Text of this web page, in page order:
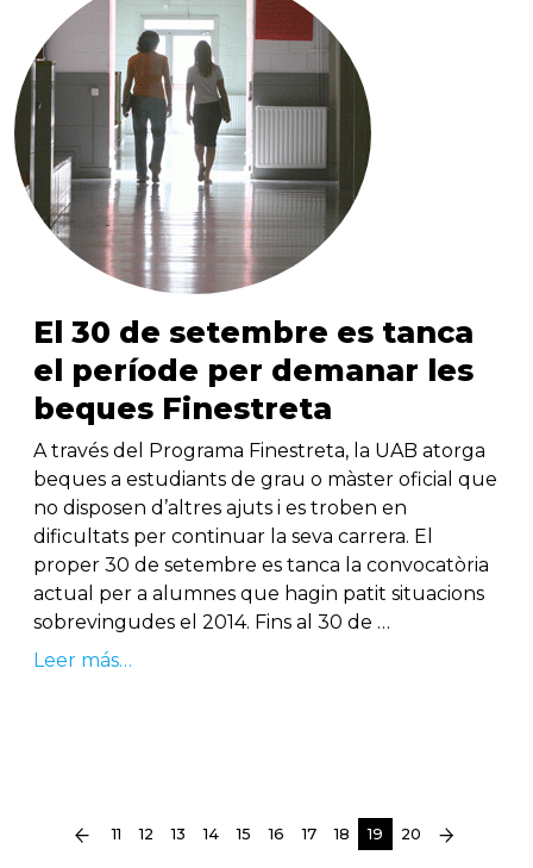
El 30 de setembre es tanca
el període per demanar les
beques Finestreta
A través del Programa Finestreta, la UAB atorga
beques a estudiants de grau o màster oficial que
no disposen d’altres ajuts i es troben en
dificultats per continuar la seva carrera. El
proper 30 de setembre es tanca la convocatòria
actual per a alumnes que hagin patit situacions
sobrevingudes el 2014. Fins al 30 de …
Leer más…
11 12 13 14 15 16 17 18 19(current)
20